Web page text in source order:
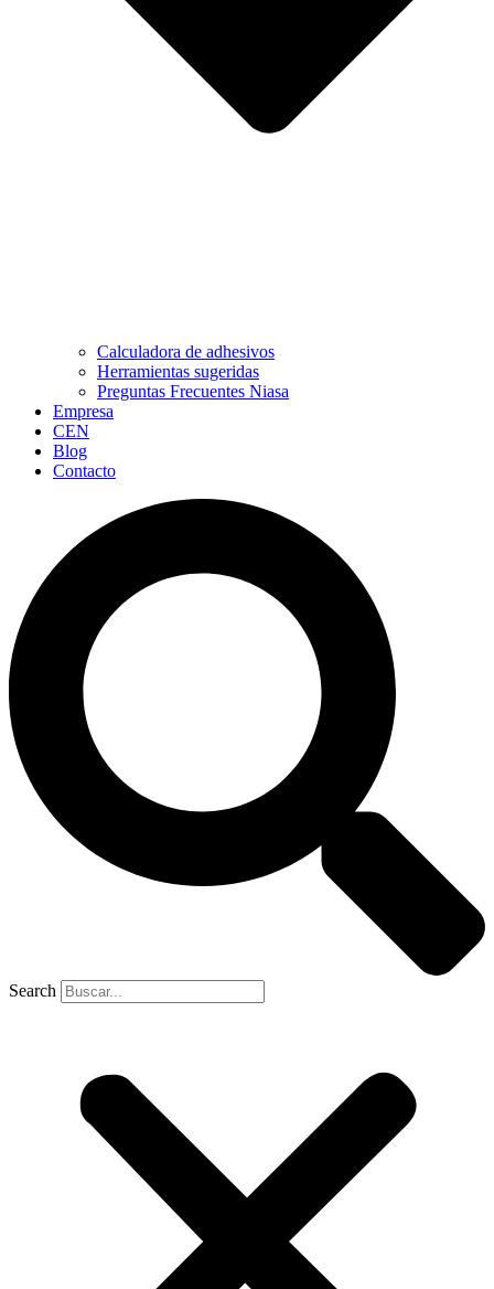
Calculadora de adhesivos
Herramientas sugeridas
Preguntas Frecuentes Niasa
Empresa
CEN
Blog
Contacto
Search